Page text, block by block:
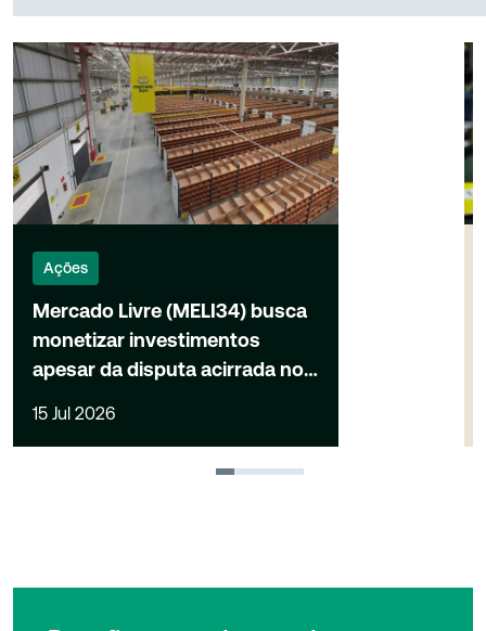
Ações
Mercado Livre (MELI34) busca
monetizar investimentos
apesar da disputa acirrada no
15 Jul 2026
1 2 3 4